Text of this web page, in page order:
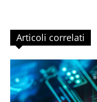
Articoli correlati